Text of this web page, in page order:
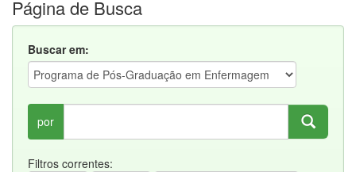
Página de Busca
Buscar em:
por
Filtros correntes: